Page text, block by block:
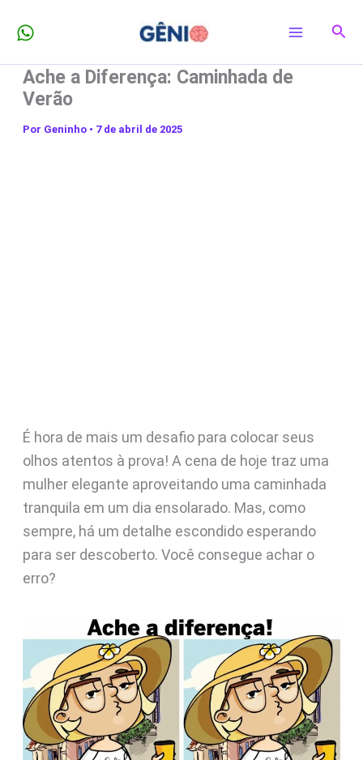
para
conteúdo
Ache a Diferença: Caminhada de
Verão
Por Geninho • 7 de abril de 2025
É hora de mais um desafio para colocar seus
olhos atentos à prova! A cena de hoje traz uma
mulher elegante aproveitando uma caminhada
tranquila em um dia ensolarado. Mas, como
sempre, há um detalhe escondido esperando
para ser descoberto. Você consegue achar o
erro?